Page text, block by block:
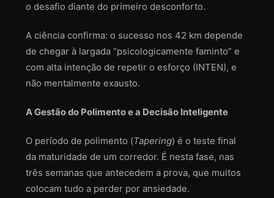
o desafio diante do primeiro desconforto.
A ciência confirma: o sucesso nos 42 km depende
de chegar à largada “psicologicamente faminto” e
com alta intenção de repetir o esforço (INTEN), e
não mentalmente exausto.
A Gestão do Polimento e a Decisão Inteligente
O período de polimento (Tapering) é o teste final
da maturidade de um corredor. É nesta fase, nas
três semanas que antecedem a prova, que muitos
colocam tudo a perder por ansiedade.